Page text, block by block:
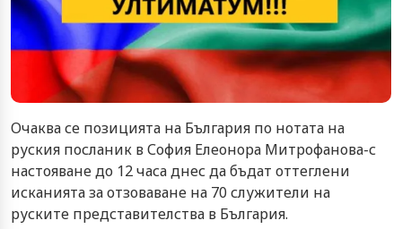
Очаква се позицията на България по нотата на
руския посланик в София Елеонора Митрофанова-с
настояване до 12 часа днес да бъдат оттеглени
исканията за отзоваване на 70 служители на
руските представителства в България.